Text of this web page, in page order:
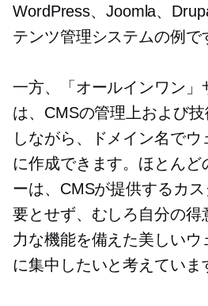
WordPress、Joomla、
テンツ管理システムの例で
一方、「オールインワン」
は、CMSの管理上および
しながら、ドメイン名で
に作成できます。ほとんど
ーは、CMSが提供するカ
要とせず、むしろ自分の得
力な機能を備えた美しいウ
に集中したいと考えていま